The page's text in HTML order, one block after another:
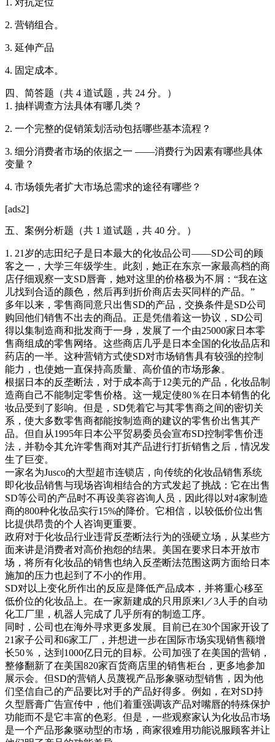
1. 对抗定位
2. 营销组合。
3. 延伸产品
4. 固定成本。
四、简答题（共 4 道试题，共 24 分。）
1. 抽样调查方法具体有哪几类？
2. 一个完整的促销策划活动包括哪些基本流程？
3. 细分消费者市场的依据之一 ——消费行为因素有哪些具体
变量？
4. 市场领先者扩大市场总需求的途径有哪些？
[ads2]
五、案例分析题（共 1 道试题，共 40 分。）
1. 21岁的志田纪子是日本最大的化妆品公司——SD公司的顾
客之一，大学三年级学生。此刻，她正在东京一家最高档的商
店仔细观察一支SD唇膏，她对这里的价格极为不屑：“我在这
儿找到合适的颜色，然后再到折价商店去买同样的产品。”
多年以来，零售商同意只出售SD的产品，交换条件是SD公司
购回他们销售不出去的商品。正是凭借着这一协议，SD公司
得以集制造商和批发商于一身，发展了一个由25000家日本零
售商组成的零售网络。这些商店几乎是日本全国的化妆品店和
药店的一半。这种营销方式使SD对市场销售具有较强的控制
能力，也使她一直保持高质量、高价值的市场形象。
根据日本的反垄断法，对于成本高于12美元的产品，化妆品制
造商自己不能制定零售价格。这一规定使80％在日本销售的化
妆品受到了影响。但是，SD凭着它与其零售商之间的密切关
系，使大多数零售商都能按制造商的建议的零售价出售其产
品。但自从1995年日本公平贸易委员会宣布SD控制零售价违
法，并勒令其允许零售商对其产品进行打折销售之后，情况发
生了巨变。
一家名为Jusco的大型超市连锁店，向传统的化妆品销售系统
即化妆品销售与现场咨询相结合的方式发起了挑战：它在出售
SD等公司的产品时不再设美容咨询人员，因此得以对4家制造
商的800种化妆品实行15%的降价。它相信，以较低价位出售
比提供昂贵的个人咨询更重要。
政府对于化妆品行业违背反垄断法行为的强硬立场，从某些方
面来讲是消费者对高价抱怨的结果。美国在要求日本开放市
场，将所有化妆品的销售也纳入反垄断法范围这两方面给日本
施加的压力也起到了不小的作用。
SD对以上变化所作出的反应是降低产品成本，并将重心移至
低价位的化妆品上。在一家新建成的只用原来l／3人手的自动
化工厂里，机器人完成了几乎所有的制造工序。
同时，公司也在海外寻求更多发展。目前已在30个国家开设了
21家子公司和6家工厂，并想进一步在国际市场实现销售额增
长50％，达到1000亿日元的目标。公司加强了在美国的营销，
整修翻新了在美国820家百货商店里的销售柜台，更多地参加
展示会。但SD的营销人员蔑视产品形象驱动型销售，因为他
们坚信自己的产品要比对手的产品好得多。例如，在对SD持
久型唇膏广告宣传中，他们着重强调该产品对嘴唇的特殊保护
功能而不是它丰富的色彩。但是，一些观察家认为化妆品市场
是一个产品形象驱动型的市场，商家很难用功能说服顾客并让